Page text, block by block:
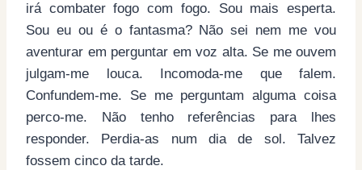
irá combater fogo com fogo. Sou mais esperta.
Sou eu ou é o fantasma? Não sei nem me vou
aventurar em perguntar em voz alta. Se me ouvem
julgam-me louca. Incomoda-me que falem.
Confundem-me. Se me perguntam alguma coisa
perco-me. Não tenho referências para lhes
responder. Perdia-as num dia de sol. Talvez
fossem cinco da tarde.